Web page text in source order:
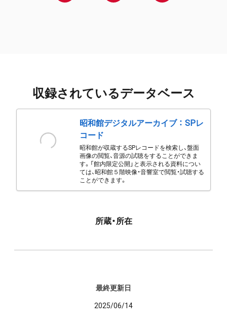
収録されているデータベース
昭和館デジタルアーカイブ ： SPレ
コード
昭和館が収蔵するSPレコードを検索し、盤面
画像の閲覧、音源の試聴をすることができま
す。「館内限定公開」と表示される資料につい
ては、昭和館５階映像・音響室で閲覧・試聴する
ことができます。
所蔵・所在
最終更新日
2025/06/14